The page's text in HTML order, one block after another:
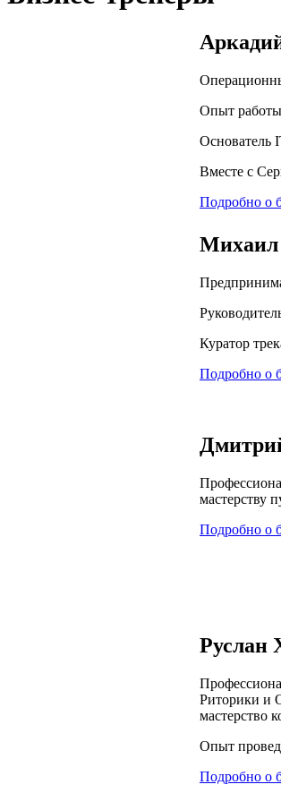
Опыт
Основатель
Вместе с
Подробно о
Куратор
Подробно о
мастерству
Подробно о
Руслан
Риторики и
мастерство
Опыт
Подробно о